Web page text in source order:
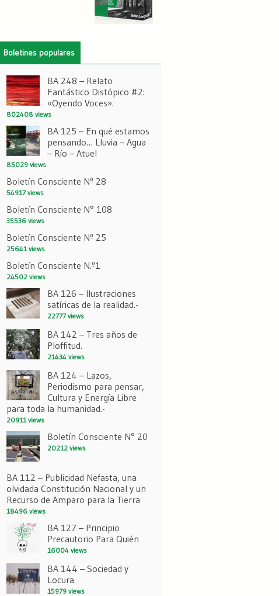
Boletines populares
BA 248 – Relato
Fantástico Distópico #2:
«Oyendo Voces».
802408 views
BA 125 – En qué estamos
pensando… Lluvia – Agua
– Río – Atuel
85029 views
Boletín Consciente Nº 28
54917 views
Boletín Consciente N° 108
35536 views
Boletín Consciente Nº 25
25641 views
Boletín Consciente N.º1
24502 views
BA 126 – Ilustraciones
satíricas de la realidad.-
22777 views
BA 142 – Tres años de
Ploffitud.
21434 views
BA 124 – Lazos,
Periodismo para pensar,
Cultura y Energía Libre
para toda la humanidad.-
20911 views
Boletín Consciente N° 20
20212 views
BA 112 – Publicidad Nefasta, una
olvidada Constitución Nacional y un
Recurso de Amparo para la Tierra
18496 views
BA 127 – Principio
Precautorio Para Quién
16004 views
BA 144 – Sociedad y
Locura
15979 views